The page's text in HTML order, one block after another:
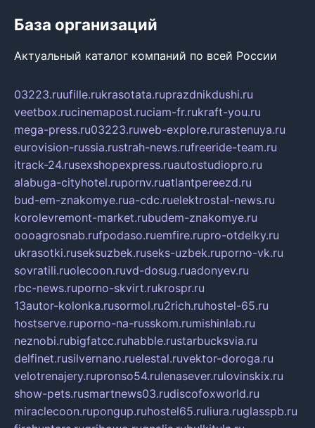
База организаций
Актуальный каталог компаний по всей России
03223.ruufille.rukrasotata.ruprazdnikdushi.ru
veetbox.rucinemapost.ruciam-fr.rukraft-you.ru
mega-press.ru03223.ruweb-explore.rurastenuya.ru
eurovision-russia.rustrah-news.rufreeride-team.ru
itrack-24.rusexshopexpress.ruautostudiopro.ru
alabuga-cityhotel.rupornv.ruatlantpereezd.ru
bud-em-znakomye.rua-cdc.ruelektrostal-news.ru
korolevremont-market.rubudem-znakomye.ru
oooagrosnab.rufpodaso.ruemfire.rupro-otdelky.ru
ukrasotki.ruseksuzbek.ruseks-uzbek.ruporno-vk.ru
sovratili.ruolecoon.ruvd-dosug.ruadonyev.ru
rbc-news.ruporno-skvirt.rukrospr.ru
13autor-kolonka.rusormol.ru2rich.ruhostel-65.ru
hostserve.ruporno-na-russkom.rumishinlab.ru
neznobi.rubigfatcc.ruhabble.rustarbucksvia.ru
delfinet.rusilvernano.ruelestal.ruvektor-doroga.ru
velotrenajery.rupronso54.rulenasever.rulovinskix.ru
show-pets.rusmartnews03.rudiscofoxworld.ru
miraclecoon.rupongup.ruhostel65.ruliura.ruglasspb.ru